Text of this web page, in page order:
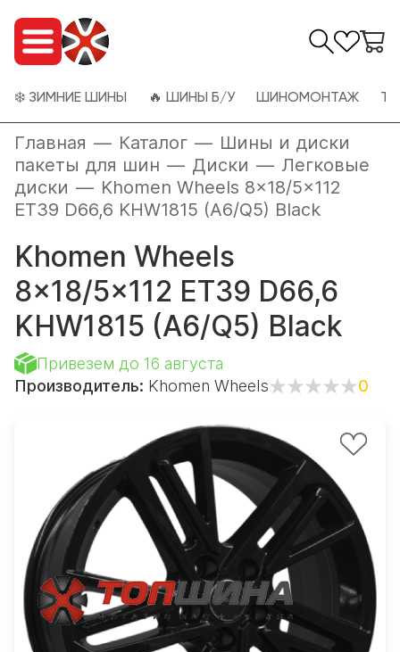
❄️ ЗИМНИЕ ШИНЫ 🔥 ШИНЫ Б/У ШИНОМОНТАЖ
Главная — Каталог — Шины и диски
пакеты для шин — Диски — Легковые
диски — Khomen Wheels 8x18/5x112
ET39 D66,6 KHW1815 (A6/Q5) Black
Khomen Wheels
8x18/5x112 ET39 D66,6
KHW1815 (A6/Q5) Black
Привезем до 16 августа
Производитель: Khomen Wheels 0